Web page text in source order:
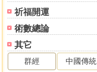
祈福開運
術數總論
其它
群經 中國傳統